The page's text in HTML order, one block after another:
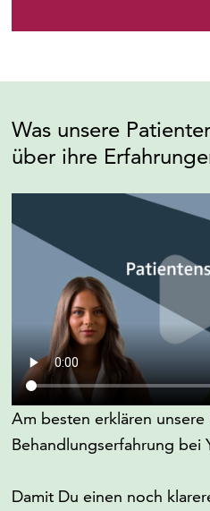
Was unsere
über ihre
Am besten erklären
Behandlungserfahrung bei
Damit Du einen noch